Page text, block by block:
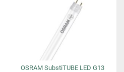
OSRAM SubstiTUBE LED G13